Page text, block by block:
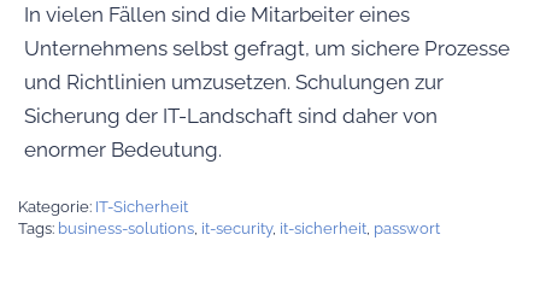
In vielen Fällen sind die Mitarbeiter eines
Unternehmens selbst gefragt, um sichere Prozesse
und Richtlinien umzusetzen. Schulungen zur
Sicherung der IT-Landschaft sind daher von
enormer Bedeutung.
Kategorie: IT-Sicherheit
Tags: business-solutions, it-security, it-sicherheit, passwort